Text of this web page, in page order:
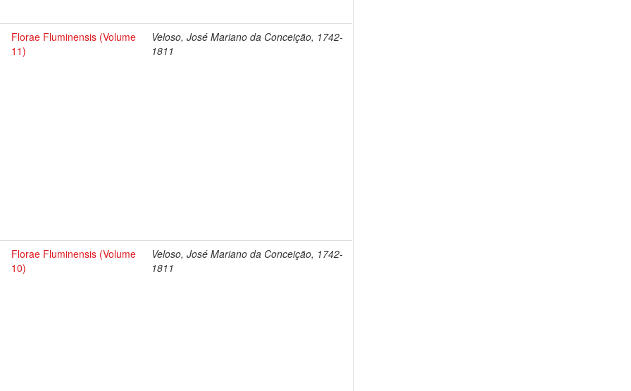
Florae Fluminensis (Volume
11)
Veloso, José Mariano da Conceição, 1742-
1811
Florae Fluminensis (Volume
10)
Veloso, José Mariano da Conceição, 1742-
1811